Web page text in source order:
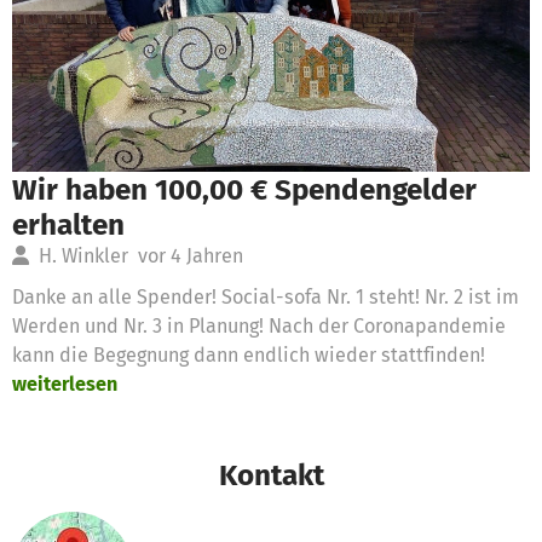
Wir haben 100,00 € Spendengelder
erhalten
H. Winkler vor 4 Jahren
Danke an alle Spender! Social-sofa Nr. 1 steht! Nr. 2 ist im
Werden und Nr. 3 in Planung! Nach der Coronapandemie
kann die Begegnung dann endlich wieder stattfinden!
weiterlesen
Kontakt